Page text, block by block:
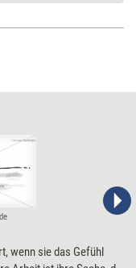
wenn sie das Gefühl